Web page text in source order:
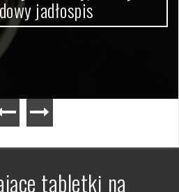
jadłospis
tabletki na